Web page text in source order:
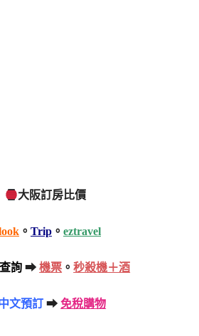
大阪訂房比價
。 Trip 。 eztravel
詢 ➡機票 。秒殺機＋酒
文預訂 ➡免稅購物